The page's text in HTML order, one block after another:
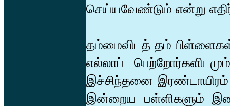
செய்யவேண்டும் என்று
தம்மைவிடத் தம்
எல்லாப்
இச்சிந்தனை இரண்டாயிரம்
இன்றைய பள்ளிகளும்